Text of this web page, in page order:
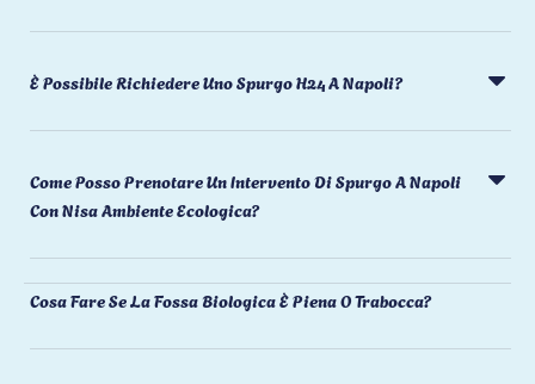
È Possibile Richiedere Uno Spurgo H24 A Napoli?
Come Posso Prenotare Un Intervento Di Spurgo A Napoli
Con Nisa Ambiente Ecologica?
Cosa Fare Se La Fossa Biologica È Piena O Trabocca?